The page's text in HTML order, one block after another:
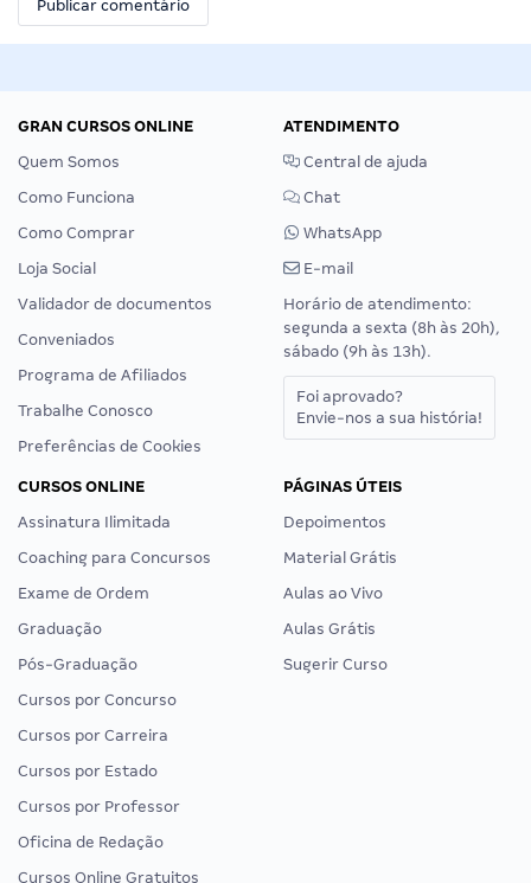
GRAN CURSOS ONLINE
Quem Somos
Como Funciona
Como Comprar
Loja Social
Validador de documentos
Conveniados
Programa de Afiliados
Trabalhe Conosco
Preferências de Cookies
ATENDIMENTO
Central de ajuda
Chat
WhatsApp
E-mail
Horário de atendimento:
segunda a sexta (8h às 20h),
sábado (9h às 13h).
Foi aprovado?
Envie-nos a sua história!
CURSOS ONLINE
Assinatura Ilimitada
Coaching para Concursos
Exame de Ordem
Graduação
Pós-Graduação
Cursos por Concurso
Cursos por Carreira
Cursos por Estado
Cursos por Professor
Oficina de Redação
Cursos Online Gratuitos
PÁGINAS ÚTEIS
Depoimentos
Material Grátis
Aulas ao Vivo
Aulas Grátis
Sugerir Curso